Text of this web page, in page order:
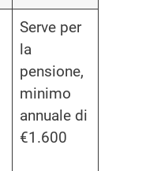
Serve per
la
pensione,
minimo
annuale di
€1.600